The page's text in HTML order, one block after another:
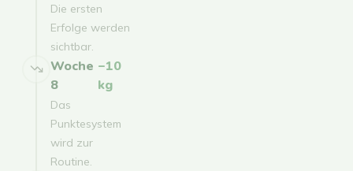
Die ersten
Erfolge werden
sichtbar.
Woche
8
−10
kg
Das
Punktesystem
wird zur
Routine.